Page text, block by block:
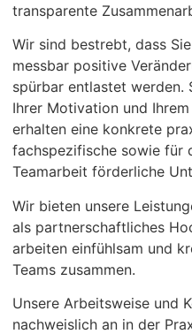
transparente
Wir sind bestrebt, dass
messbar positive
spürbar entlastet werden.
Ihrer Motivation und
erhalten eine konkrete
fachspezifische sowie für
Teamarbeit förderliche
Wir bieten unsere
als partnerschaftliches
arbeiten einfühlsam und
Teams zusammen.
Unsere Arbeitsweise und
nachweislich an in der